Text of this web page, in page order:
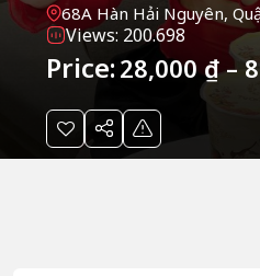
68A Hàn Hải Nguyên,
Views: 200.698
Price: 28,000₫ –